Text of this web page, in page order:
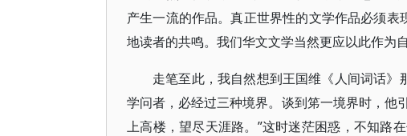
产生一流的作品。真正世界性的文学作品必须
地读者的共鸣。我们华文文学当然更应以此作为自
走笔至此，我自然想到王国维《人间词话
学问者，必经过三种境界。谈到笫一境界时，他
上高楼，望尽天涯路。”这时迷茫困惑，不知路